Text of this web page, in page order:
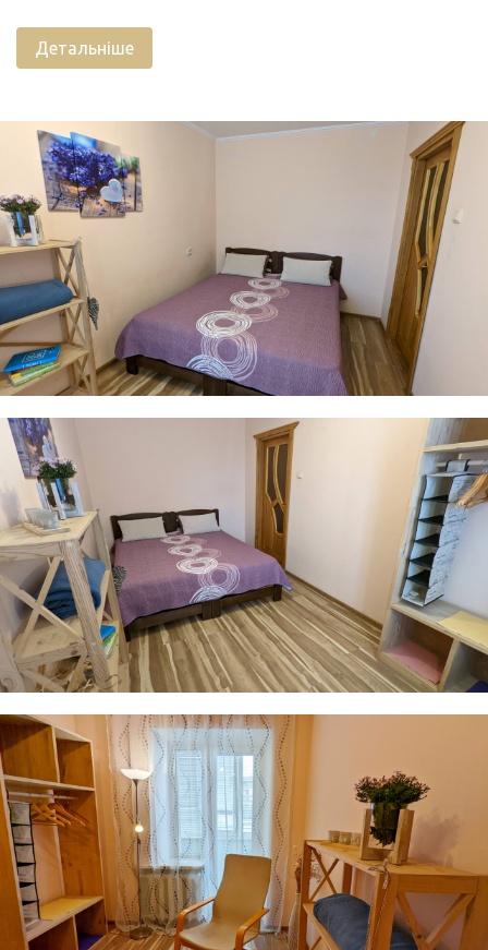
Розрахована на компанію від 1 до 5 гостей.
Квартира обладнана всім необхідним для
відрядження.
Двоспальне ліжко з ортопедичним матрацом, за
потреби, перетворюється на два односпальних.
Також, двоспальний диван, якщо необхідно,
розкладається.
Супутникове ТБ
Холодильник
Електрочайник
Мікрохвильова піч
Пральна машина
Праска
Фен
Постільна білизна та рушники
Ми підкажемо як цікаво і пізнавально спланувати
ваш відпочинок, щоб він залишив приємні емоції
та незабутні враження.
Звітні документи надаємо
На карті
Детальніше